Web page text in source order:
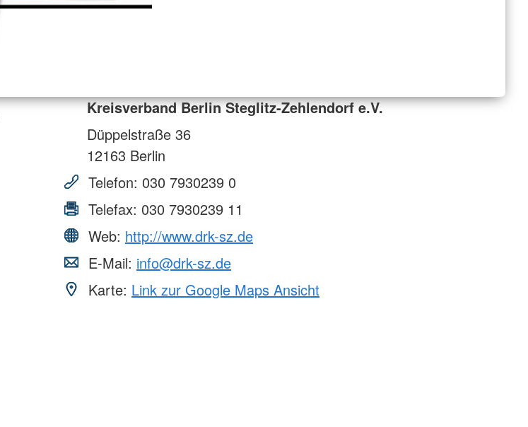
Kreisverband Berlin Steglitz-Zehlendorf e.V.
Düppelstraße 36
12163 Berlin
Telefon: 030 7930239 0
Telefax: 030 7930239 11
Web: http://www.drk-sz.de
E-Mail: info@drk-sz.de
Karte: Link zur Google Maps Ansicht